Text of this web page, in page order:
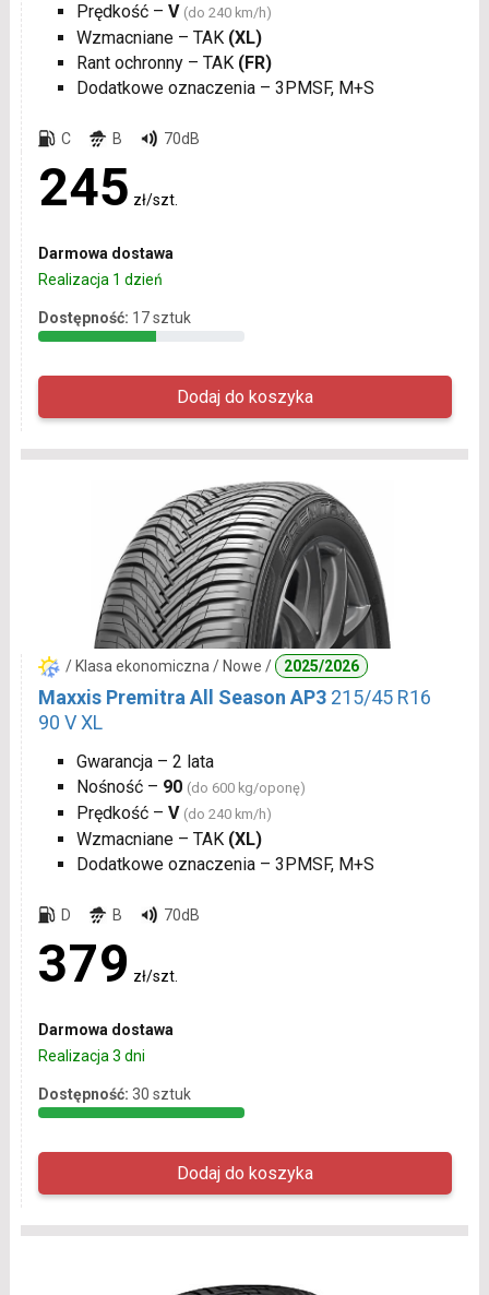
Prędkość – V (do 240 km/h)
Wzmacniane – TAK (XL)
Rant ochronny – TAK (FR)
Dodatkowe oznaczenia – 3PMSF, M+S
C B 70dB
245 zł/szt.
Darmowa dostawa
Realizacja 1 dzień
Dostępność: 17 sztuk
/ Klasa ekonomiczna / Nowe / 2025/2026
Maxxis Premitra All Season AP3 215/45 R16
90 V XL
Gwarancja – 2 lata
Nośność – 90 (do 600 kg/oponę)
Prędkość – V (do 240 km/h)
Wzmacniane – TAK (XL)
Dodatkowe oznaczenia – 3PMSF, M+S
D B 70dB
379 zł/szt.
Darmowa dostawa
Realizacja 3 dni
Dostępność: 30 sztuk